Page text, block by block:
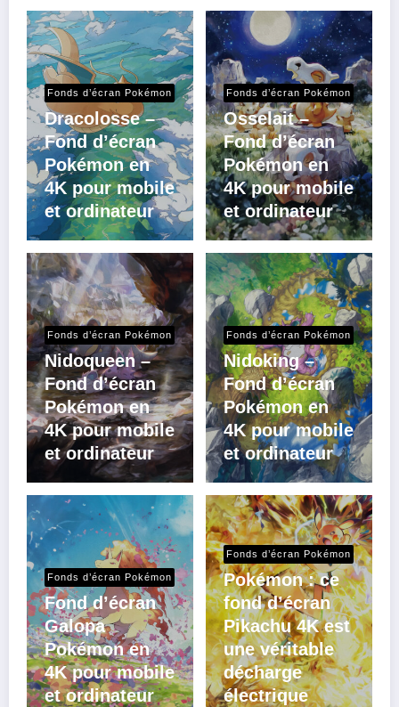
Fonds d’écran Pokémon
Dracolosse –
Fond d’écran
Pokémon en
4K pour mobile
et ordinateur
Fonds d’écran Pokémon
Osselait –
Fond d’écran
Pokémon en
4K pour mobile
et ordinateur
Fonds d’écran Pokémon
Nidoqueen –
Fond d’écran
Pokémon en
4K pour mobile
et ordinateur
Fonds d’écran Pokémon
Nidoking –
Fond d’écran
Pokémon en
4K pour mobile
et ordinateur
Fonds d’écran Pokémon
Fond d’écran
Galopa
Pokémon en
4K pour mobile
et ordinateur
Fonds d’écran Pokémon
Pokémon : ce
fond d’écran
Pikachu 4K est
une véritable
décharge
électrique